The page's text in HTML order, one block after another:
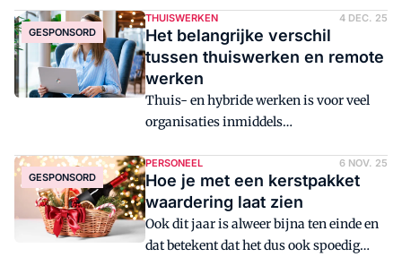
bestemming die praktisch is, inspireert
én ruimte biedt voor ontmoeting en
ontspanning. Utrecht brengt al deze
elementen samen.
GESPONSORD
THUISWERKEN 4 DEC. 25
Het belangrijke verschil
tussen thuiswerken en remote
werken
Thuis- en hybride werken is voor veel
organisaties inmiddels
problemen rond werkdruk en
onderbezetting op. Remote werken gaat
verder dan alleen werken vanaf een
andere locatie en biedt een manier om
werk slimmer te organiseren. Wie het
GESPONSORD
PERSONEEL 6 NOV. 25
Hoe je met een kerstpakket
waardering laat zien
Ook dit jaar is alweer bijna ten einde en
dat betekent dat het dus ook spoedig